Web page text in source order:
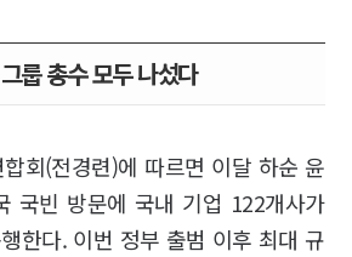
룹 총수 모두 나섰다
회(전경련)에 따르면 이달 하순 윤
국빈 방문에 국내 기업 122개사가
한다. 이번 정부 출범 이후 최대 규